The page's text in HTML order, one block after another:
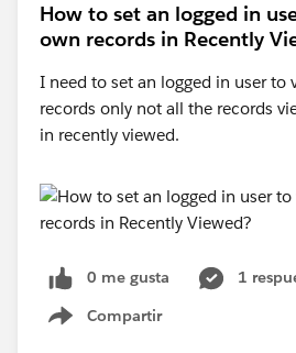
How to set an logged in
own records in Recently
I need to set an logged in user to
records only not all the records
in recently viewed.
0 me gusta
1
Compartir
Show menu